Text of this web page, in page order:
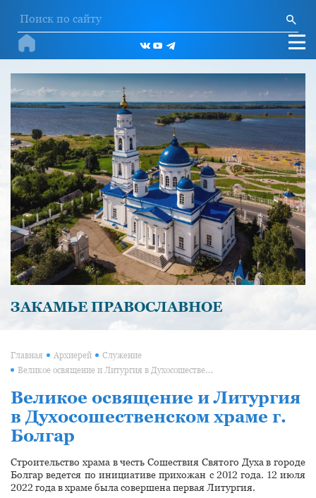
ЗАКАМЬЕ ПРАВОСЛАВНОЕ
Главная Архиерей Служение
Великое освящение и Литургия в Духосошественском храме г. Болгар
Великое освящение и Литургия
в Духосошественском храме г.
Болгар
Строительство храма в честь Сошествия Святого Духа в городе
Болгар ведется по инициативе прихожан с 2012 года. 12 июля
2022 года в храме была совершена первая Литургия.